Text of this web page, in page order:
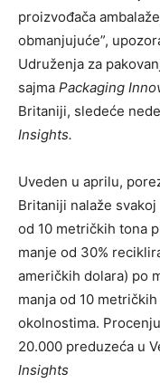
proizvođača
obmanjujuće”,
Udruženja za
sajma Packaging
Britaniji, sledeće
Insights.
Uveden u aprilu,
Britaniji nalaže
od 10 metričkih tona
manje od 30%
američkih dolara) po
manja od 10
okolnostima.
20.000 preduzeća u
Insights